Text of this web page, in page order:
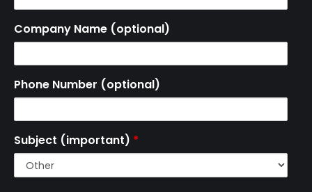
Company Name (optional)
Phone Number (optional)
Subject (important) *